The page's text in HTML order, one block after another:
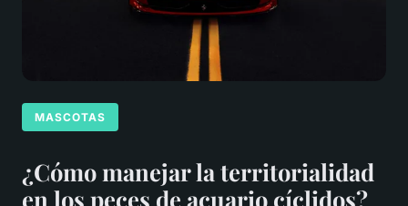
MASCOTAS
¿Cómo manejar la territorialidad
en los peces de acuario cíclidos?